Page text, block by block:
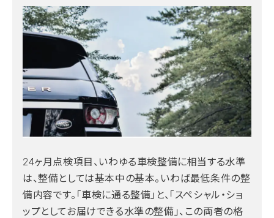
24ヶ月点検項目、いわゆる車検整備に相当する水準
は、整備としては基本中の基本。いわば最低条件の整
備内容です。「車検に通る整備」と、「スペシャル・ショ
ップとしてお届けできる水準の整備」、この両者の格